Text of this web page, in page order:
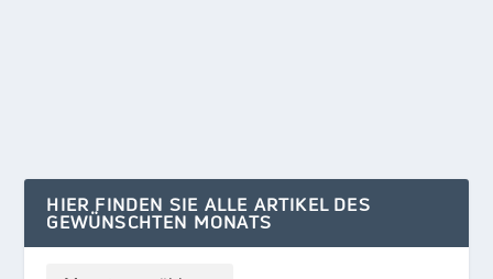
HIER FINDEN SIE ALLE ARTIKEL DES
GEWÜNSCHTEN MONATS